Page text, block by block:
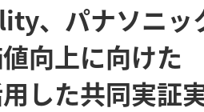
、パナソニッ
向上に向けた
した共同実証